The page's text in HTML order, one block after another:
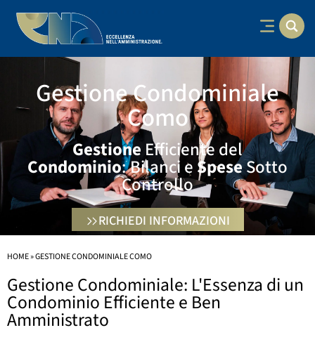
Gestione Condominiale
Como
Gestione Efficiente del
Condominio: Bilanci eSpeseSotto
Controllo
RICHIEDI INFORMAZIONI
HOME»GESTIONE CONDOMINIALE COMO
Gestione Condominiale: L'Essenza di un
Condominio Efficiente e Ben
Amministrato